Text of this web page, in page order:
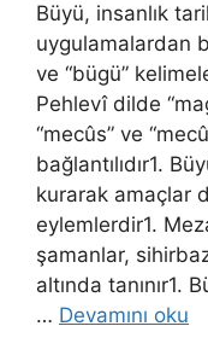
Büyü, insanlık
uygulamalardan
ve “bügü”
Pehlevî dilde
“mecûs” ve
bağlantılıdır1.
kurarak amaçlar
eylemlerdir1.
şamanlar,
altında tanınır1.
… Devamını oku